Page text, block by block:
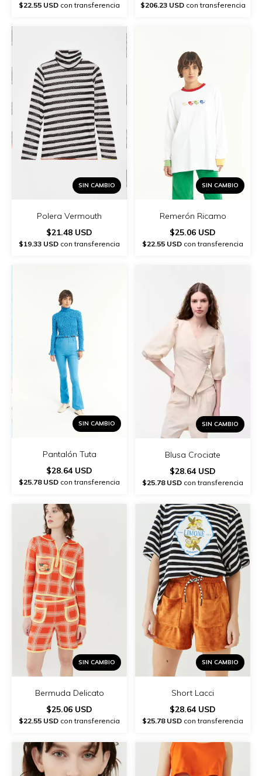
$22.55 USD con transferencia $206.23 USDcon transferencia
SIN CAMBIO
Polera Vermouth
$21.48 USD
$19.33 USD con transferencia
SIN CAMBIO
Remerón Ricamo
$25.06 USD
$22.55 USD con transferencia
SIN CAMBIO
Pantalón Tuta
$28.64 USD
$25.78 USD con transferencia
SIN CAMBIO
Blusa Crociate
$28.64 USD
$25.78 USD con transferencia
SIN CAMBIO
Bermuda Delicato
$25.06 USD
$22.55 USD con transferencia
SIN CAMBIO
Short Lacci
$28.64 USD
$25.78 USD con transferencia